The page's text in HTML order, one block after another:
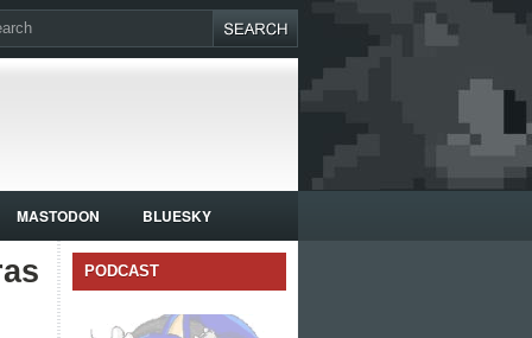
MASTODON BLUESKY
PODCAST